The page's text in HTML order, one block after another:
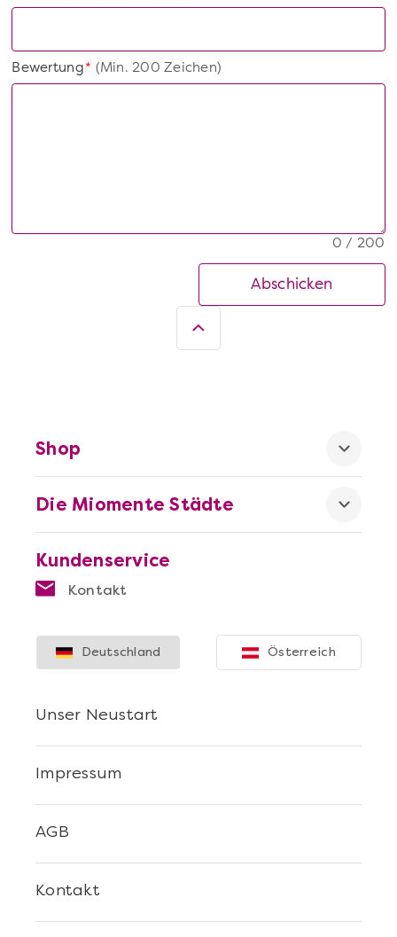
*
Bewertung(Min. 200 Zeichen)
0 / 200
Abschicken
Kundenservice
Kontakt
Die Miomente Städte
Shop
Kontakt
AGB
Impressum
Unser Neustart
Deutschland Österreich